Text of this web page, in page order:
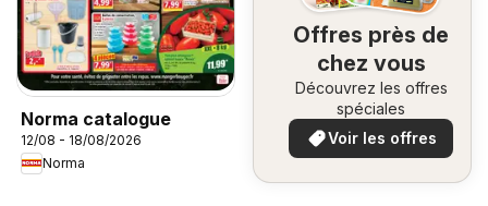
Norma catalogue
12/08 - 18/08/2026
Norma
Offres près de
chez vous
Découvrez les offres
spéciales
Voir les offres